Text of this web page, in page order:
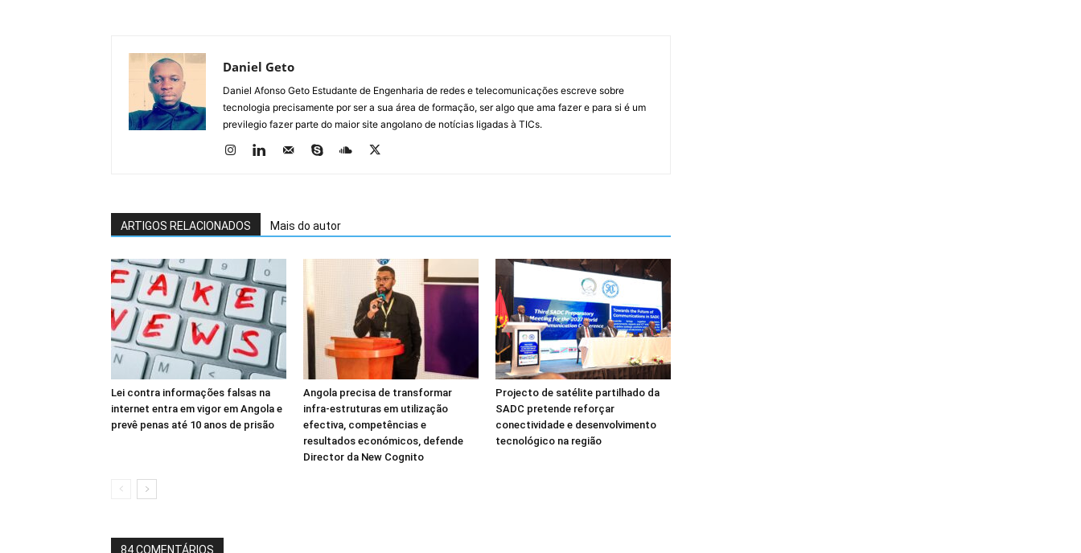
Daniel Geto
Daniel Afonso Geto Estudante de Engenharia de redes e telecomunicações escreve sobre
tecnologia precisamente por ser a sua área de formação, ser algo que ama fazer e para si é um
previlegio fazer parte do maior site angolano de notícias ligadas à TICs.
ARTIGOS RELACIONADOS Mais do autor
Lei contra informações falsas na
internet entra em vigor em Angola e
prevê penas até 10 anos de prisão
Angola precisa de transformar
infra-estruturas em utilização
efectiva, competências e
resultados económicos, defende
Director da New Cognito
Projecto de satélite partilhado da
SADC pretende reforçar
conectividade e desenvolvimento
tecnológico na região
84 COMENTÁRIOS